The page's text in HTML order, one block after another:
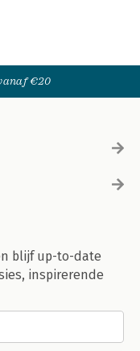
€20
blijf up-to-date
inspirerende